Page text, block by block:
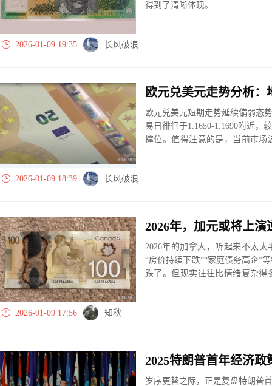
得到了清晰体现。
2026-01-09 19:35 长风破浪
欧元兑美元短期走势延续偏弱态
易日徘徊于1.1650-1.1690附近，
撑位。值得注意的是，当前市场
2026-01-09 18:39
长风破浪
2026年，加元或将上演
2026年的加拿大，听起来不太
“房价持续下跌”“家庭债务高企”
跌了。但现实往往比情绪复杂
2026-01-09 17:56
知秋
2025特朗普首年经济政
岁序更替之际，正是复盘特朗普